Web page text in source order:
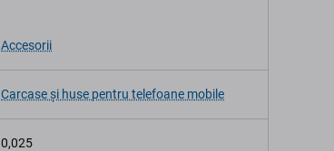
Accesorii
Carcase și huse pentru telefoane mobile
0,025